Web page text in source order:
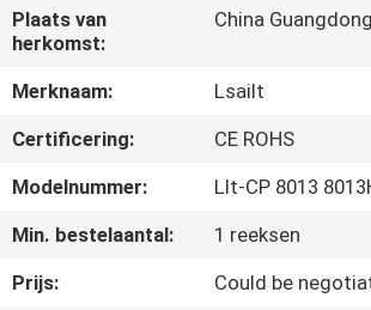
VIDEOS
ONGEVEER
ONS
KWALITEITSCONTROLE
Plaats van
herkomst:
China
Merknaam:
Lsailt
Certificering:
CE ROHS
Modelnummer:
Llt-CP 8013
Min. bestelaantal:
1 reeksen
Prijs:
Could be